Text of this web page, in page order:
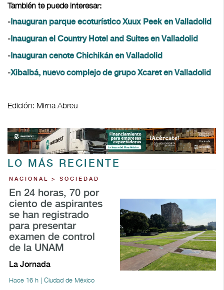
También te puede interesar:
- Inauguran parque ecoturístico Xuux Peek en Valladolid
- Inauguran el Country Hotel and Suites en Valladolid
- Inauguran cenote Chichikán en Valladolid
-Xibalbá, nuevo complejo de grupo Xcaret en Valladolid
Edición: Mirna Abreu
LO MÁS RECIENTE
NACIONAL > SOCIEDAD
En 24 horas, 70 por
ciento de aspirantes
se han registrado
para presentar
examen de control
de la UNAM
La Jornada
Hace 16 h | Ciudad de México